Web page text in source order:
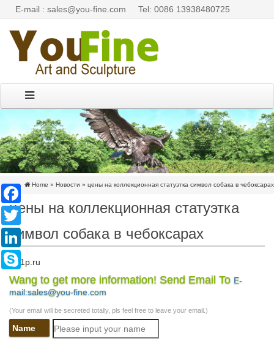
E-mail : sales@you-fine.com Tel: 0086 13938480725
Home » Новости » цены на коллекционная статуэтка символ собака в чебоксарах
цены на коллекционная статуэтка
символ собака в чебоксарах
sal1p.ru
Кукла на чайник и чайник с росписью в бархатном мешке.
Пленка тонировочная (0.2х1.5м) "Top Color" на лобовое
стекло…
Wang to get more information! Send Email To E-
mail:sales@you-fine.com
(Your email will be secreted totally, pls feel free to leave your email.)
Name
Facebook
Twitter
LinkedIn